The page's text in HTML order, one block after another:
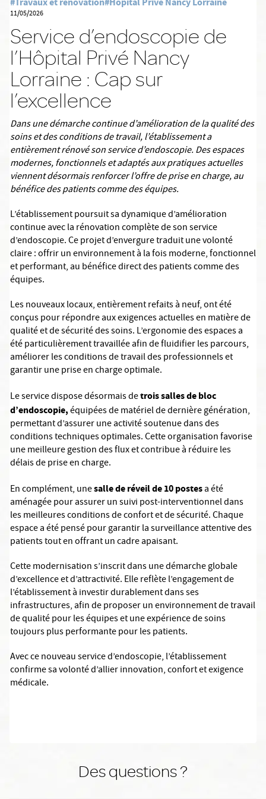
11/05/2026
Service d’endoscopie de
l’Hôpital Privé Nancy
Lorraine : Cap sur
l’excellence
Dans une démarche continue d’amélioration de la qualité des
soins et des conditions de travail, l’établissement a
entièrement rénové son service d’endoscopie. Des espaces
modernes, fonctionnels et adaptés aux pratiques actuelles
viennent désormais renforcer l’offre de prise en charge, au
bénéfice des patients comme des équipes.
L’établissement poursuit sa dynamique d’amélioration
continue avec la rénovation complète de son service
d’endoscopie. Ce projet d’envergure traduit une volonté
claire : offrir un environnement à la fois moderne, fonctionnel
et performant, au bénéfice direct des patients comme des
équipes.
Les nouveaux locaux, entièrement refaits à neuf, ont été
conçus pour répondre aux exigences actuelles en matière de
qualité et de sécurité des soins. L’ergonomie des espaces a
été particulièrement travaillée afin de fluidifier les parcours,
améliorer les conditions de travail des professionnels et
garantir une prise en charge optimale.
Le service dispose désormais detrois salles de bloc
d’endoscopie,équipées de matériel de dernière génération,
permettant d’assurer une activité soutenue dans des
conditions techniques optimales. Cette organisation favorise
une meilleure gestion des flux et contribue à réduire les
délais de prise en charge.
En complément, unesalle de réveil de 10 postesa été
aménagée pour assurer un suivi post-interventionnel dans
les meilleures conditions de confort et de sécurité. Chaque
espace a été pensé pour garantir la surveillance attentive des
patients tout en offrant un cadre apaisant.
Cette modernisation s’inscrit dans une démarche globale
d’excellence et d’attractivité. Elle reflète l’engagement de
l’établissement à investir durablement dans ses
infrastructures, afin de proposer un environnement de travail
de qualité pour les équipes et une expérience de soins
toujours plus performante pour les patients.
Avec ce nouveau service d’endoscopie, l’établissement
confirme sa volonté d’allier innovation, confort et exigence
médicale.
Des questions ?